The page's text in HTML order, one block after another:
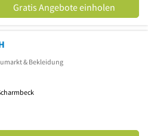
Gratis Angebote einholen
& Bekleidung